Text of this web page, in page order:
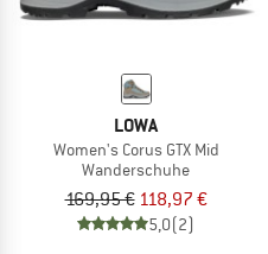
LOWA
Women's Corus GTX Mid
Wanderschuhe
169,95 € 118,97 €
5,0(2)